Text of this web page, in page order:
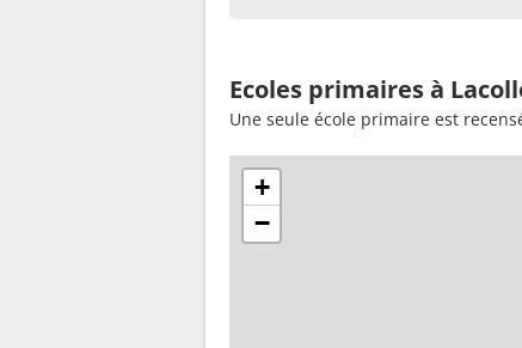
Ecoles primaires à
Une seule école primaire est
+
−